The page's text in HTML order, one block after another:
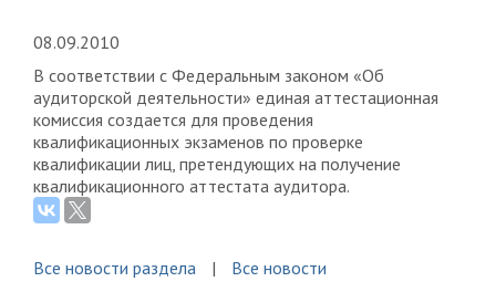
08.09.2010
В соответствии с Федеральным законом «Об
аудиторской деятельности» единая аттестационная
комиссия создается для проведения
квалификационных экзаменов по проверке
квалификации лиц, претендующих на получение
квалификационного аттестата аудитора.
Все новости раздела Все новости